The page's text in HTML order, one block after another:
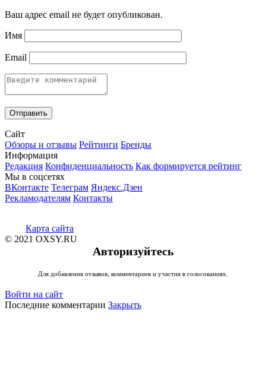
Ваш адрес email не будет опубликован.
Имя
Email
Сайт
Обзоры и отзывы Рейтинги Бренды
Информация
Редакция Конфиденциальность Как формируется рейтинг
Мы в соцсетях
ВКонтакте Телеграм Яндекс.Дзен
Рекламодателям Контакты
Карта сайта
© 2021 OXSY.RU
Авторизуйтесь
Для добавления отзывов, комментариев и участия в голосованиях.
Войти на сайт
Последние комментарии Закрыть